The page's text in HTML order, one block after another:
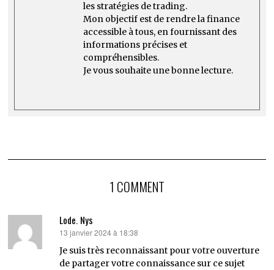
les stratégies de trading.
Mon objectif est de rendre la finance
accessible à tous, en fournissant des
informations précises et
compréhensibles.
Je vous souhaite une bonne lecture.
1 COMMENT
Lode. Nys
dit :
13 janvier 2024 à 18:38
Je suis très reconnaissant pour votre ouverture
de partager votre connaissance sur ce sujet